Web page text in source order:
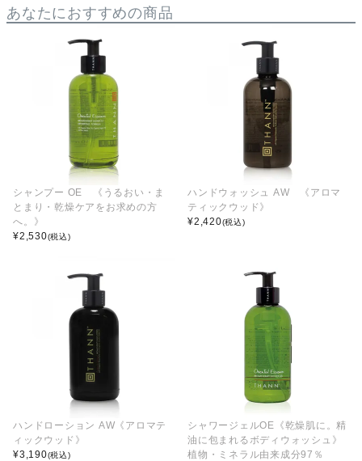
あなたにおすすめの商品
シャンプー OE 《うるおい・ま
とまり・乾燥ケアをお求めの方
へ。》
¥2,530(税込)
ハンドウォッシュ AW 《アロマ
ティックウッド》
¥2,420(税込)
ハンドローション AW《アロマテ
ィックウッド》
¥3,190(税込)
シャワージェルOE《乾燥肌に。精
油に包まれるボディウォッシュ》
植物・ミネラル由来成分97％